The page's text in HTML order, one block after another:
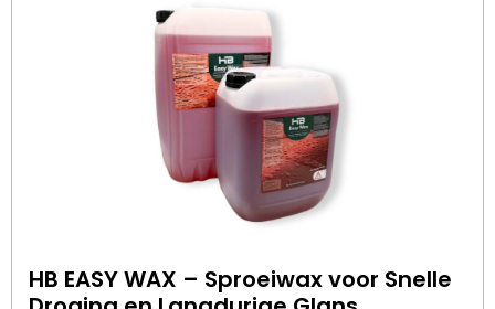
HB EASY WAX – Sproeiwax voor Snelle